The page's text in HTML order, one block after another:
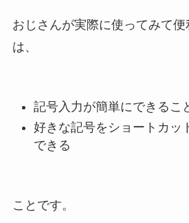
おじさんが実際に使ってみて
は、
記号入力が簡単にできるこ
好きな記号をショートカッ
できる
ことです。